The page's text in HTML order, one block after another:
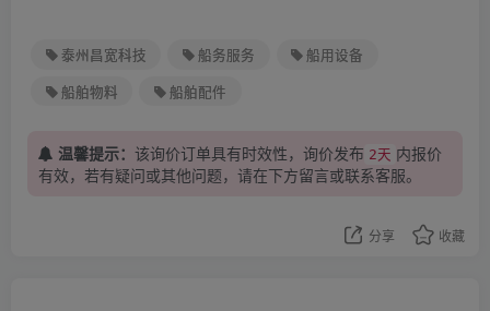
泰州昌宽科技 船务服务
船用设备
船舶物料
船舶配件
温馨提示： 该询价订单具有时效性，询价发布 2天 内报价
有效，若有疑问或其他问题，请在下方留言或联系客服。
分享 收藏